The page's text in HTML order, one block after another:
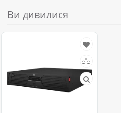
Ви дивилися